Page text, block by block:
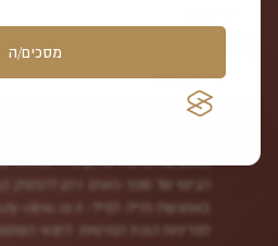
מסכים/ה
באמצעות שיחות טלפון, מייל ו/או
הביוטי של סופר-פארם. ניתן להפסיק
באמצעות פנייה למייל-
clinic.co.il.
לתנאי